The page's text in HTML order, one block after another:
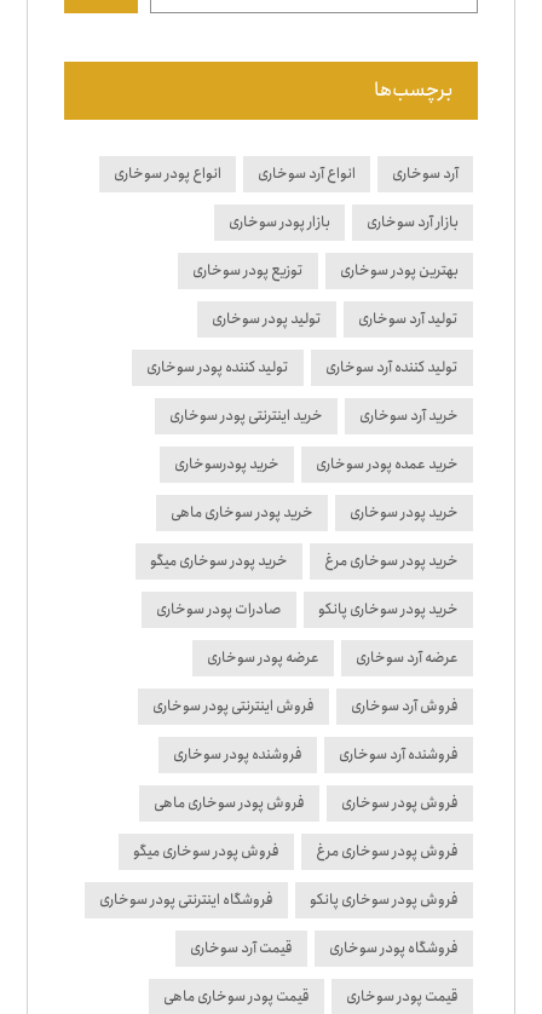
برچسب‌ها
آرد سوخاری انواع آرد سوخاری انواع پودر سوخاری
بازار آرد سوخاری بازار پودر سوخاری
بهترین پودر سوخاری توزیع پودر سوخاری
تولید آرد سوخاری تولید پودر سوخاری
تولید کننده آرد سوخاری تولید کننده پودر سوخاری
خرید آرد سوخاری خرید اینترنتی پودر سوخاری
خرید عمده پودر سوخاری خرید پودرسوخاری
خرید پودر سوخاری خرید پودر سوخاری ماهی
خرید پودر سوخاری مرغ خرید پودر سوخاری میگو
خرید پودر سوخاری پانکو صادرات پودر سوخاری
عرضه آرد سوخاری عرضه پودر سوخاری
فروش آرد سوخاری فروش اینترنتی پودر سوخاری
فروشنده آرد سوخاری فروشنده پودر سوخاری
فروش پودر سوخاری فروش پودر سوخاری ماهی
فروش پودر سوخاری مرغ فروش پودر سوخاری میگو
فروش پودر سوخاری پانکو فروشگاه اینترنتی پودر سوخاری
فروشگاه پودر سوخاری قیمت آرد سوخاری
قیمت پودر سوخاری قیمت پودر سوخاری ماهی